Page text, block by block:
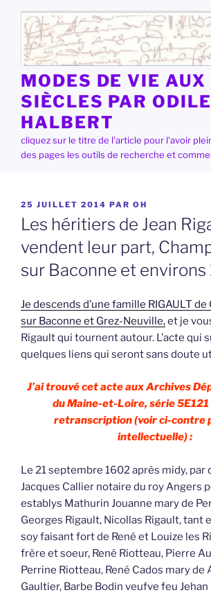
contenu
principal
MODES DE VIE AUX
SIÈCLES PAR ODILE
HALBERT
cliquez sur le titre de l'article pour l'avoir
des pages les outils de recherche et
PUBLIÉ
LE
25 JUILLET 2014 PAR OH
Les héritiers de Jean
vendent leur part,
sur Baconne et environs
Je descends d’une famille RIGAULT
sur Baconne et Grez-Neuville,et je
Rigault qui tournent autour. L’acte qui
quelques liens qui seront sans doute
J’ai trouvé cet acte aux Archives
du Maine-et-Loire, série 5E121
retranscription (voir ci-contre
intellectuelle) :
Le 21 septembre 1602 après midy, par
Jacques Callier notaire du roy Angers
establys Mathurin Jouanne mary de
Georges Rigault, Nicollas Rigault, tant
soy faisant fort de René et Louize les
frère et soeur, René Riotteau, Pierre
Perrine Riotteau, René Cados mary de
Gaultier, Barbe Bodin veufve feu Jehan